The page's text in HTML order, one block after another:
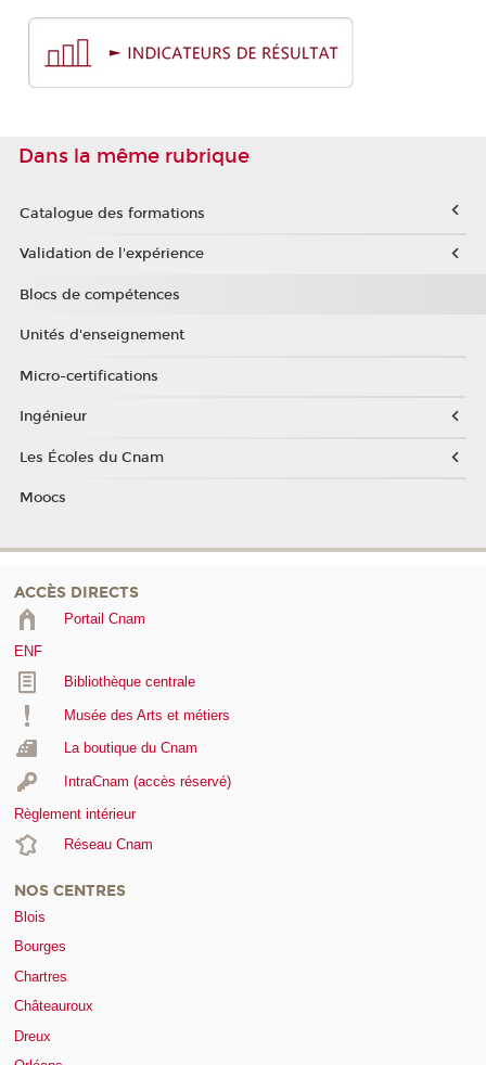
Dans la même rubrique
Catalogue des formations
Validation de l'expérience
Blocs de compétences
Unités d'enseignement
Micro-certifications
Ingénieur
Les Écoles du Cnam
Moocs
ACCÈS DIRECTS
Portail Cnam
ENF
Bibliothèque centrale
Musée des Arts et métiers
La boutique du Cnam
IntraCnam (accès réservé)
Règlement intérieur
Réseau Cnam
NOS CENTRES
Blois
Bourges
Chartres
Châteauroux
Dreux